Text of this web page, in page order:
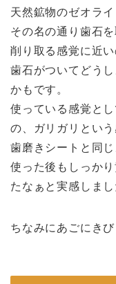
天然鉱物のゼオラ
その名の通り歯石を
削り取る感覚に近
歯石がついてどう
かもです。
使っている感覚と
の、ガリガリとい
歯磨きシートと同
使った後もしっか
たなぁと実感しまし
ちなみにあごにき